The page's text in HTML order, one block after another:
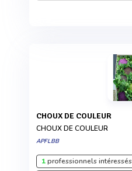
CHOUX DE COULEUR
CHOUX DE COULEUR
APFLBB
1professionnels intéressés